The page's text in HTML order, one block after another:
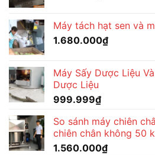
Máy tách hạt sen và
1.680.000₫
Máy Sấy Dược Liệu
Dược Liệu
999.999₫
So sánh máy chiên
chiên chân không 50
1.560.000₫